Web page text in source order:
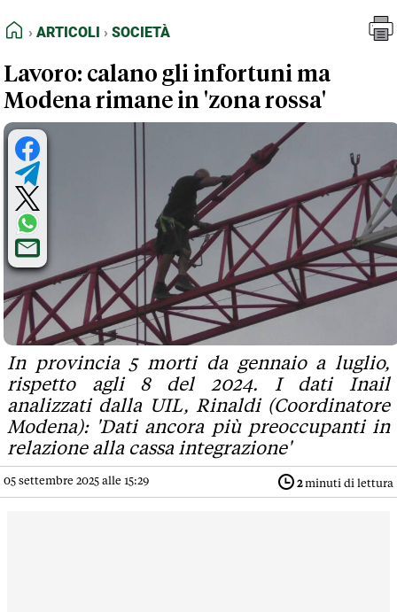
FEED RSS
NORMATIVE DEONTOLOGICHE
TERMINI e CONDIZIONI
HOME
ARTICOLI SOCIETÀ
Lavoro: calano gli infortuni ma
Modena rimane in 'zona rossa'
In provincia 5 morti da gennaio a luglio,
rispetto agli 8 del 2024. I dati Inail
analizzati dalla UIL, Rinaldi (Coordinatore
Modena): 'Dati ancora più preoccupanti in
relazione alla cassa integrazione'
05 settembre 2025 alle 15:29 2minuti di lettura